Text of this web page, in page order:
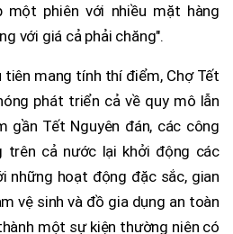
một phiên với nhiều mặt hàng
với giá cả phải chăng".
tiên mang tính thí điểm, Chợ Tết
phát triển cả về quy mô lẫn
gần Tết Nguyên đán, các công
trên cả nước lại khởi động các
những hoạt động đặc sắc, gian
vệ sinh và đồ gia dụng an toàn
một sự kiện thường niên có